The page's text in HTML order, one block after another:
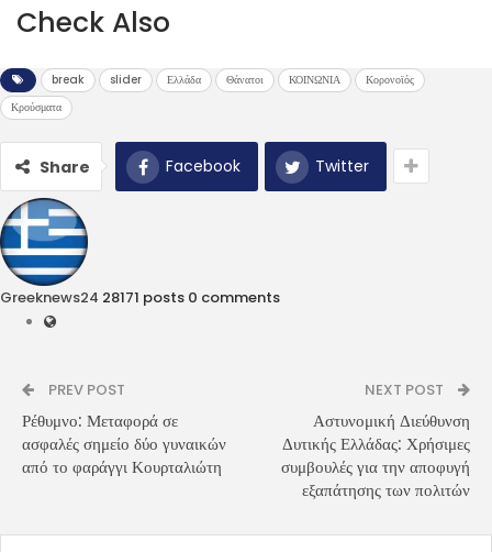
Check Also
break slider Ελλάδα Θάνατοι ΚΟΙΝΩΝΙΑ
Κορονοϊός
Κρούσματα
Share Facebook Twitter
Greeknews24 28171 posts 0 comments
PREV POST
Ρέθυμνο: Μεταφορά σε
ασφαλές σημείο δύο γυναικών
από το φαράγγι Κουρταλιώτη
NEXT POST
Αστυνομική Διεύθυνση
Δυτικής Ελλάδας: Χρήσιμες
συμβουλές για την αποφυγή
εξαπάτησης των πολιτών